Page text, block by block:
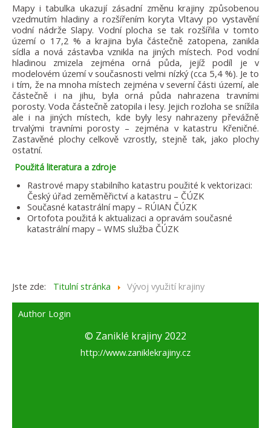
Mapy i tabulka ukazují zásadní změnu krajiny způsobenou
vzedmutím hladiny a rozšířením koryta Vltavy po vystavění
vodní nádrže Slapy. Vodní plocha se tak rozšířila v tomto
území o 17,2 % a krajina byla částečně zatopena, zanikla
sídla a nová zástavba vznikla na jiných místech. Pod vodní
hladinou zmizela zejména orná půda, jejíž podíl je v
modelovém území v současnosti velmi nízký (cca 5,4 %). Je to
i tím, že na mnoha místech zejména v severní části území, ale
částečně i na jihu, byla orná půda nahrazena travními
porosty. Voda částečně zatopila i lesy. Jejich rozloha se snížila
ale i na jiných místech, kde byly lesy nahrazeny převážně
trvalými travními porosty – zejména v katastru Křeničné.
Zastavěné plochy celkově vzrostly, stejně tak, jako plochy
ostatní.
Použitá literatura a zdroje
Rastrové mapy stabilního katastru použité k vektorizaci:
Český úřad zeměměřictví a katastru – ČÚZK
Současné katastrální mapy – RÚIAN ČÚZK
Ortofota použitá k aktualizaci a opravám současné
katastrální mapy – WMS služba ČÚZK
Jste zde: Titulní stránka Vývoj využití krajiny
Author Login
© Zaniklé krajiny 2022
http://www.zaniklekrajiny.cz